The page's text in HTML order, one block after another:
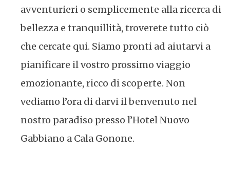
avventurieri o semplicemente alla ricerca di
bellezza e tranquillità, troverete tutto ciò
che cercate qui. Siamo pronti ad aiutarvi a
pianificare il vostro prossimo viaggio
emozionante, ricco di scoperte. Non
vediamo l’ora di darvi il benvenuto nel
nostro paradiso presso l’Hotel Nuovo
Gabbiano a Cala Gonone.